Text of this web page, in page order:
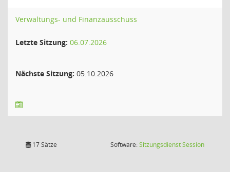
Verwaltungs- und Finanzausschuss
Letzte Sitzung: 06.07.2026
Nächste Sitzung: 05.10.2026
17 Sätze Software:SitzungsdienstSession(Wird in